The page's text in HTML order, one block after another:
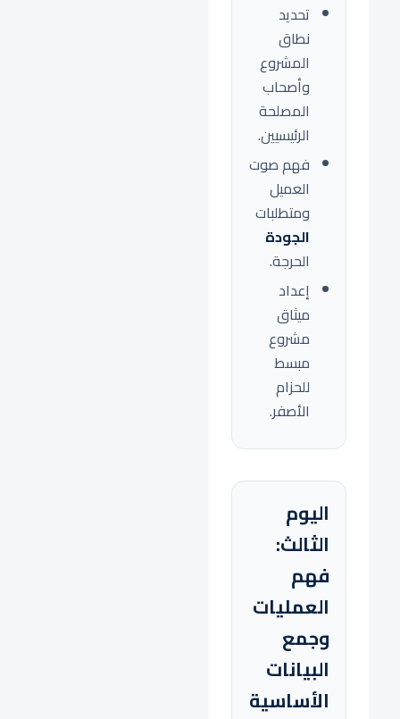
تحديد
نطاق
المشروع
وأصحاب
المصلحة
الرئيسيين.
فهم صوت
العميل
ومتطلبات
الجودة
الحرجة.
إعداد
ميثاق
مشروع
مبسط
للحزام
الأصفر.
اليوم
الثالث:
فهم
العمليات
وجمع
البيانات
الأساسية